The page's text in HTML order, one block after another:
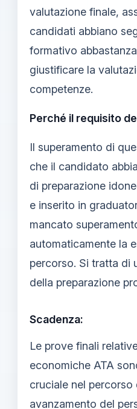
valutazione finale,
candidati abbiano
formativo
giustificare la
competenze.
Perché il requisito
Il superamento di
che il candidato
di preparazione
e inserito in
mancato
automaticamente la
percorso. Si tratta di
della preparazione
Scadenza:
Le prove finali
economiche ATA
cruciale nel
avanzamento del